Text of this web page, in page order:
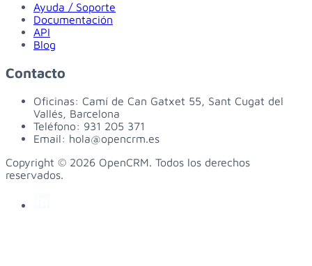
Ayuda / Soporte
Documentación
API
Blog
Contacto
Oficinas: Camí de Can Gatxet 55, Sant Cugat del
Vallés, Barcelona
Teléfono: 931 205 371
Email: hola@opencrm.es
Copyright © 2026 OpenCRM. Todos los derechos
reservados.